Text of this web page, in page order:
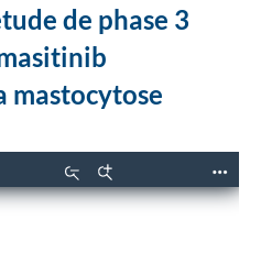
de phase 3
mastocytose